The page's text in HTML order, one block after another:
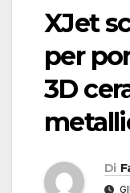
XJet
per
3D
Di